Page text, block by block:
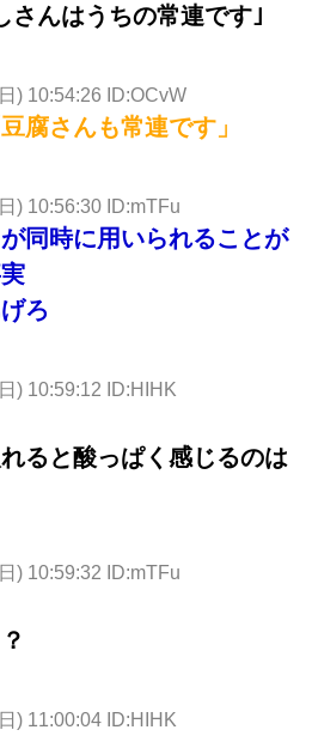
さんはうちの常連です｣
) 10:54:26 ID:OCvW
腐さんも常連です」
) 10:56:30 ID:mTFu
同時に用いられることが
ろ
) 10:59:12 ID:HIHK
ると酸っぱく感じるのは
) 10:59:32 ID:mTFu
) 11:00:04 ID:HIHK